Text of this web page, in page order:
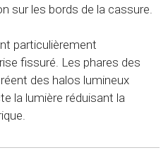
sur les bords de la cassure.
particulièrement
fissuré. Les phares des
des halos lumineux
la lumière réduisant la